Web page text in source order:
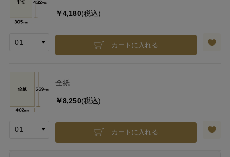
￥4,180(税込)
カートに入れる
全紙
￥8,250(税込)
カートに入れる